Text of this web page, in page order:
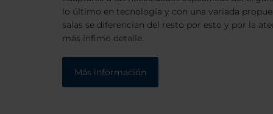
lo último en tecnología y con una variada
salas se diferencian del resto por esto y por la
más ínfimo detalle.
Más información